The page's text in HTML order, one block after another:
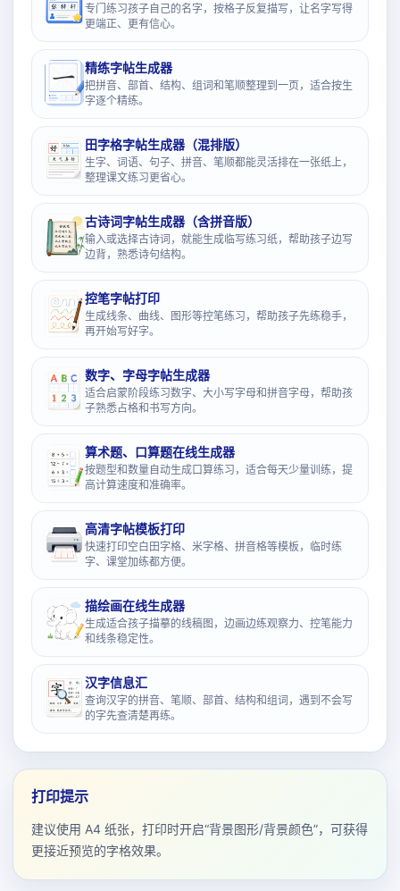
专门练习孩子自己的名字，按格子反复描写，让名字写得
更端正、更有信心。
精练字帖生成器
把拼音、部首、结构、组词和笔顺整理到一页，适合按生
字逐个精练。
田字格字帖生成器（混排版）
生字、词语、句子、拼音、笔顺都能灵活排在一张纸上，
整理课文练习更省心。
古诗词字帖生成器（含拼音版）
输入或选择古诗词，就能生成临写练习纸，帮助孩子边写
边背，熟悉诗句结构。
控笔字帖打印
生成线条、曲线、图形等控笔练习，帮助孩子先练稳手，
再开始写好字。
数字、字母字帖生成器
适合启蒙阶段练习数字、大小写字母和拼音字母，帮助孩
子熟悉占格和书写方向。
算术题、口算题在线生成器
按题型和数量自动生成口算练习，适合每天少量训练，提
高计算速度和准确率。
高清字帖模板打印
快速打印空白田字格、米字格、拼音格等模板，临时练
字、课堂加练都方便。
描绘画在线生成器
生成适合孩子描摹的线稿图，边画边练观察力、控笔能力
和线条稳定性。
汉字信息汇
查询汉字的拼音、笔顺、部首、结构和组词，遇到不会写
的字先查清楚再练。
打印提示
建议使用 A4 纸张，打印时开启“背景图形/背景颜色”，可获得
更接近预览的字格效果。